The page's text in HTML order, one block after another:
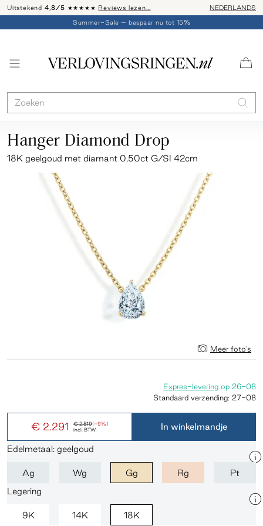
Uitstekend 4,8/5 ★★★★★ Reviews lezen… Advies: 020 -
NEDERLANDS
Summer-Sale – bespaar nu tot 15%
Hanger Diamond Drop
18K geelgoud met diamant 0,50ct G/SI 42cm
Meer foto's
€ 2.519(-9%)
€ 2.291 incl. BTW
Expres-levering op 26-08
Standaard verzending: 27-08
In winkelmandje
Edelmetaal: geelgoud
Ag Wg Gg Rg
Pt
Legering
9K 14K 18K